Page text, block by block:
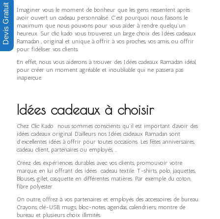
Imaginer vous le moment de bonheur que les gens ressentent après
avoir ouvert un cadeau personnalisé. C’est pourquoi nous faisons le
maximum que nous pouvons pour vous aider à rendre quelqu’un
heureux. Sur clic kado vous trouverez un large choix des Idées cadeaux
Ramadan , original et unique à offrir à vos proches, vos amis, ou offrir
pour fidéliser vos clients.
En effet, nous vous aiderons à trouver des Idées cadeaux Ramadan idéal,
pour créer un moment agréable et inoubliable qui ne passera pas
inaperçue.
Idées cadeaux à choisir
Chez Clic Kado nous sommes conscients qu’il est important d’avoir des
idées cadeaux original. D’ailleurs nos Idées cadeaux Ramadan sont
d’excellentes idées à offrir pour toutes occasions. Les fêtes anniversaires,
cadeau client, partenaires ou employés, …
Créez des expériences durables avec vos clients, promouvoir votre
marque, en lui offrant des idées cadeau textile. T-shirts, polo, jaquettes,
Blouses, gilet, casquette en différentes matières. Par exemple du coton,
fibre polyester.
On outre, offrez à vos partenaires et employés des accessoires de bureau.
Crayons, clé-USB, mugs, bloc-notes, agendas, calendriers, montre de
bureau et plusieurs choix illimités.
Devis Gratuit